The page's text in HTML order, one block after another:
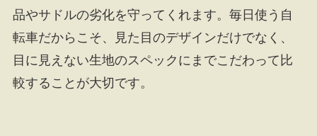
品やサドルの劣化を守ってくれます。毎日使う自
転車だからこそ、見た目のデザインだけでなく、
目に見えない生地のスペックにまでこだわって比
較することが大切です。